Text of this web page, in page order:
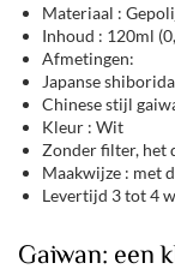
Materiaal :
Inhoud : 120ml
Afmetingen:
Japanse
Chinese stijl
Kleur : Wit
Zonder filter, het
Maakwijze : met
Levertijd 3 tot 4
Gaiwan: een